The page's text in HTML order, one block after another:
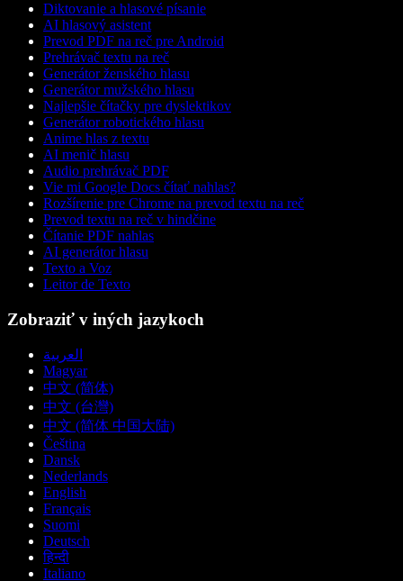
Diktovanie a hlasové písanie
AI hlasový asistent
Prevod PDF na reč pre Android
Prehrávač textu na reč
Generátor ženského hlasu
Generátor mužského hlasu
Najlepšie čítačky pre dyslektikov
Generátor robotického hlasu
Anime hlas z textu
AI menič hlasu
Audio prehrávač PDF
Vie mi Google Docs čítať nahlas?
Rozšírenie pre Chrome na prevod textu na reč
Prevod textu na reč v hindčine
Čítanie PDF nahlas
AI generátor hlasu
Texto a Voz
Leitor de Texto
Zobraziť v iných jazykoch
العربية
Magyar
中文 (简体)
中文 (台灣)
中文 (简体 中国大陆)
Čeština
Dansk
Nederlands
English
Français
Suomi
Deutsch
हिन्दी
Italiano